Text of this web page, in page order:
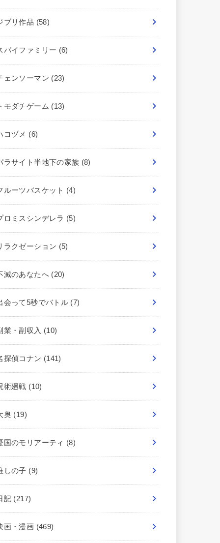
ブリ作品 (58)
パイファミリー (6)
ェンソーマン (23)
モダチゲーム (13)
コヅメ (6)
ラサイト半地下の家族 (8)
ルーツバスケット (4)
ロミスシンデレラ (5)
ラクゼーション (5)
滅のあなたへ (20)
会って5秒でバトル (7)
業・副収入 (10)
探偵コナン (141)
術廻戦 (10)
奥 (19)
国のモリアーティ (8)
しの子 (9)
記 (217)
画・漫画 (469)